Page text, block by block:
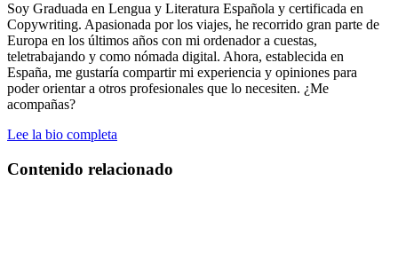
Soy Graduada en Lengua y Literatura Española y certificada en
Copywriting. Apasionada por los viajes, he recorrido gran parte de
Europa en los últimos años con mi ordenador a cuestas,
teletrabajando y como nómada digital. Ahora, establecida en
España, me gustaría compartir mi experiencia y opiniones para
poder orientar a otros profesionales que lo necesiten. ¿Me
acompañas?
Lee la bio completa
Contenido relacionado